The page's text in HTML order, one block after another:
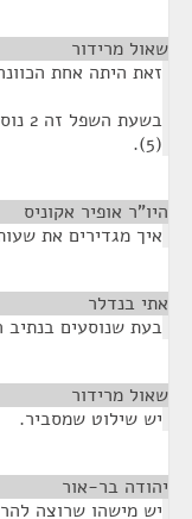
שאול מרידור
זאת היתה אחת
(5).
היו"ר אופיר אקוניס
איך מגדירים את
אתי בנדלר
בעת שנוסעים בנתיב המהיר
שאול מרידור
יש שילוט שמסביר.
יהודה בר-אור
יש מישהו שרוצה